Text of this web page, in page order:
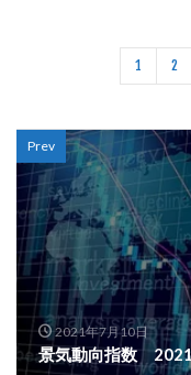
1 2
Prev
2021年7月10日
景気動向指数